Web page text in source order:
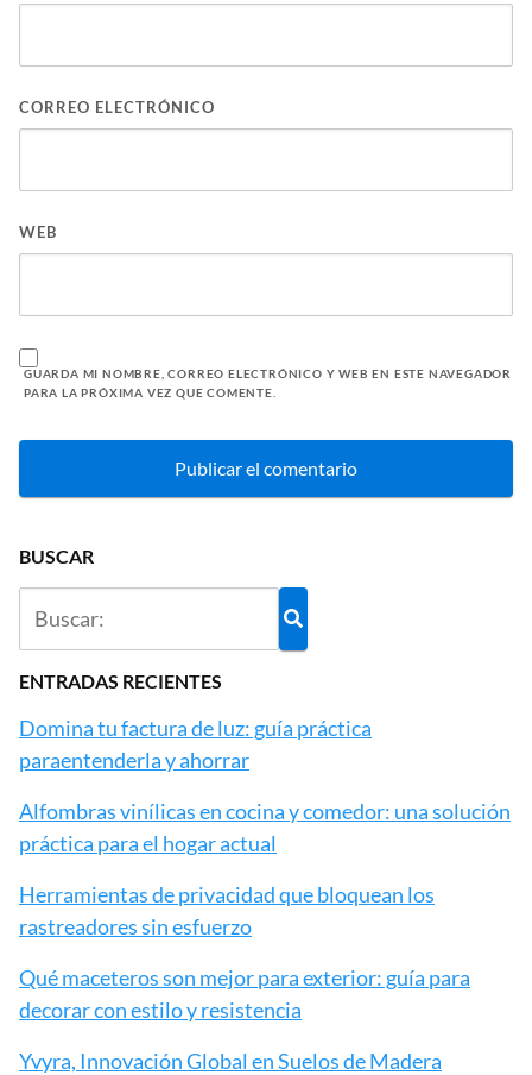
CORREO ELECTRÓNICO
WEB
GUARDA MI NOMBRE, CORREO ELECTRÓNICO Y WEB EN ESTE NAVEGADOR
PARA LA PRÓXIMA VEZ QUE COMENTE.
BUSCAR
ENTRADAS RECIENTES
Domina tu factura de luz: guía práctica
paraentenderla y ahorrar
Alfombras vinílicas en cocina y comedor: una solución
práctica para el hogar actual
Herramientas de privacidad que bloquean los
rastreadores sin esfuerzo
Qué maceteros son mejor para exterior: guía para
decorar con estilo y resistencia
Yvyra, Innovación Global en Suelos de Madera